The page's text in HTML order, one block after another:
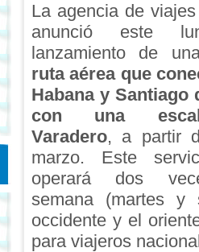
La agencia de
anunció este
lanzamiento de
ruta aérea que
Habana y Santiago
con una
Varadero, a partir
marzo. Este
operará dos
semana (martes y
occidente y el
para viajeros